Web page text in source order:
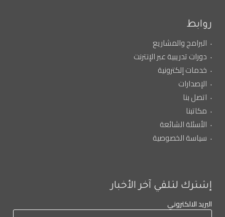
روابط
البرامج والمشاريع
دورات تدريبية عبر الإنترنت
خدمات إلكترونية
الإصدارات
اتصل بنا
مكاتبنا
الأسئلة الشائعة
سياسة الخصوصية
إشترك لتلقي آخر الأخبار
البريد الالكتروني